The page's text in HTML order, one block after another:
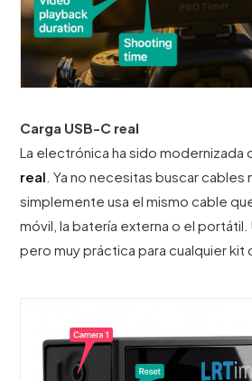
Carga USB-C real
La electrónica ha sido modernizada
real . Ya no necesitas buscar
simplemente usa el mismo cable
móvil, la batería externa o el portátil.
pero muy práctica para cualquier kit